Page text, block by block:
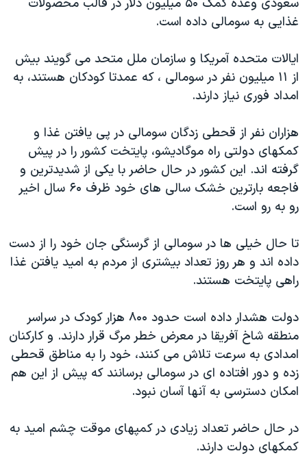
نرگس محمدی برنده جایزه نوبل صلح
صفحه‌های ویژه
سفر پرزیدنت ترامپ به چین
سعودی وعده کمک ۵۰ ميليون دلار در قالب محصولات
غذايی به سومالی داده است.
ايالات متحده آمريکا و سازمان ملل متحد می گويند بيش
از ۱۱ ميليون نفر در سومالی ، که عمدتا کودکان هستند، به
امداد فوری نياز دارند.
هزاران نفر از قحطی زدگان سومالی در پی يافتن غذا و
کمکهای دولتی راه موگاديشو، پايتخت کشور را در پيش
گرفته اند. اين کشور در حال حاضر با يکی از شديدترين و
فاجعه بارترين خشک سالی های خود ظرف ۶۰ سال اخير
رو به رو است.
تا حال خيلی ها در سومالی از گرسنگی جان خود را از دست
داده اند و هر روز تعداد بيشتری از مردم به اميد يافتن غذا
راهی پايتخت هستند.
دولت هشدار داده است حدود ۸۰۰ هزار کودک در سراسر
منطقه شاخ آفريقا در معرض خطر مرگ قرار دارند. و کارکنان
امدادی به سرعت تلاش می کنند، خود را به مناطق قحطی
زده و دور افتاده ای در سومالی برسانند که پيش از اين هم
امکان دسترسی به آنها آسان نبود.
در حال حاضر تعداد زيادی در کمپهای موقت چشم اميد به
کمکهای دولت دارند.